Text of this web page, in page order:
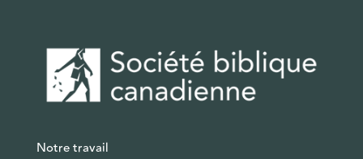
Notre travail